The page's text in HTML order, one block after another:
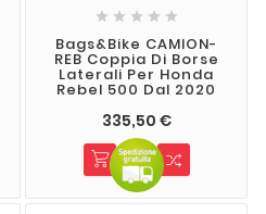
    
Bags&Bike CAMION-
REB Coppia Di Borse
Laterali Per Honda
Rebel 500 Dal 2020
335,50 €